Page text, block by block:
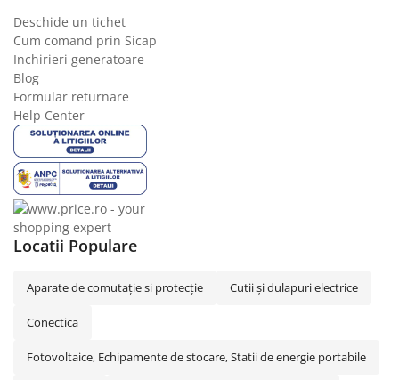
Deschide un tichet
Cum comand prin Sicap
Inchirieri generatoare
Blog
Formular returnare
Help Center
Locatii Populare
Aparate de comutaţie si protecţie Cutii şi dulapuri electrice
Conectica
Fotovoltaice, Echipamente de stocare, Statii de energie portabile